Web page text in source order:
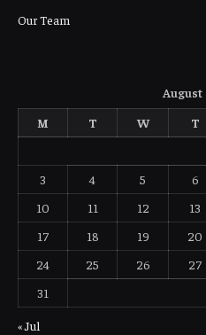
Our Team
August
M
T W T
3
4 5 6
10
11 12 13
17
18 19 20
24
25 26 27
31
« Jul